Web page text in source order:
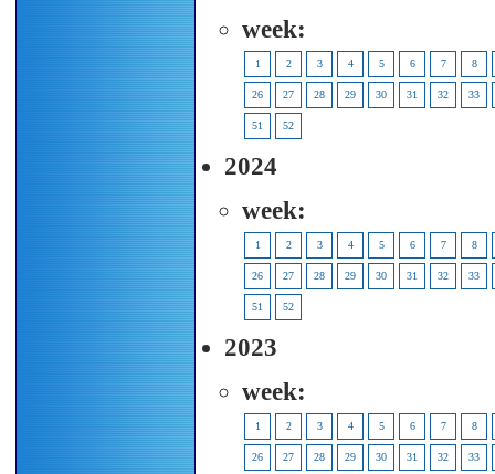
week:
1 2 3 4 5 6 7 8
26 27 28 29 30 31 32 33
51 52
2024
week:
1 2 3 4 5 6 7 8
26 27 28 29 30 31 32 33
51 52
2023
week:
1 2 3 4 5 6 7 8
26 27 28 29 30 31 32 33